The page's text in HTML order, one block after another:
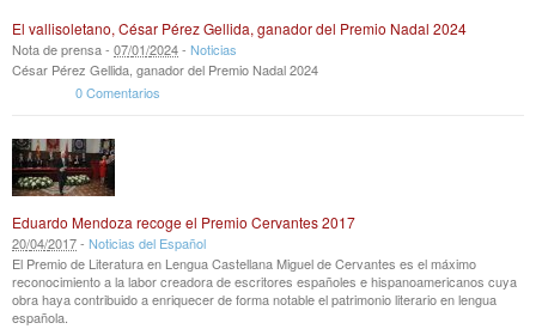
El vallisoletano, César Pérez Gellida, ganador del Premio Nadal 2024
Nota de prensa - 07/01/2024- Noticias
César Pérez Gellida, ganador del Premio Nadal 2024
0 Comentarios
Eduardo Mendoza recoge el Premio Cervantes 2017
20/04/2017- Noticias del Español
El Premio de Literatura en Lengua Castellana Miguel de Cervantes es el máximo
reconocimiento a la labor creadora de escritores españoles e hispanoamericanos cuya
obra haya contribuido a enriquecer de forma notable el patrimonio literario en lengua
española.